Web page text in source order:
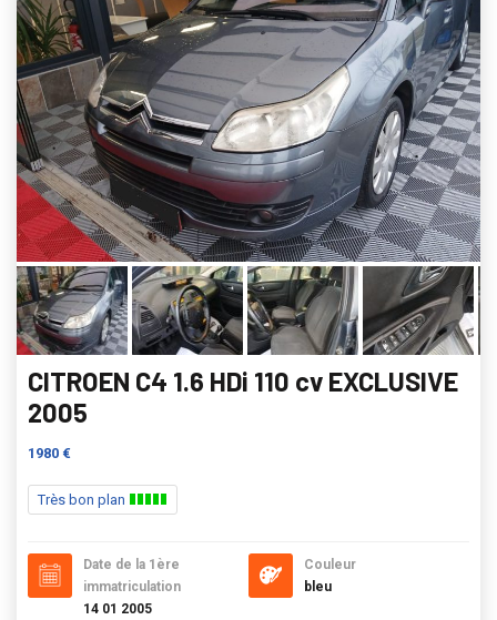
CITROEN C4 1.6 HDi 110 cv EXCLUSIVE
2005
1980 €
Très bon plan
Date de la 1ère
immatriculation
14 01 2005
Couleur
bleu